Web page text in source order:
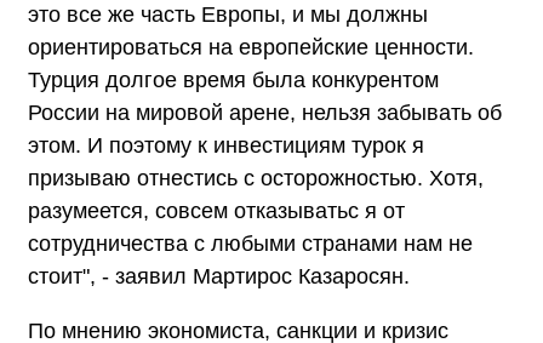
это все же часть Европы, и мы должны
ориентироваться на европейские ценности.
Турция долгое время была конкурентом
России на мировой арене, нельзя забывать об
этом. И поэтому к инвестициям турок я
призываю отнестись с осторожностью. Хотя,
разумеется, совсем отказыватьс я от
сотрудничества с любыми странами нам не
стоит", - заявил Мартирос Казаросян.
По мнению экономиста, санкции и кризис